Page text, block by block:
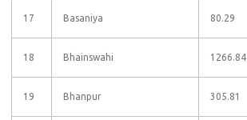
17 Basaniya 80.29
18 Bhainswahi 1266.84
19 Bhanpur 305.81